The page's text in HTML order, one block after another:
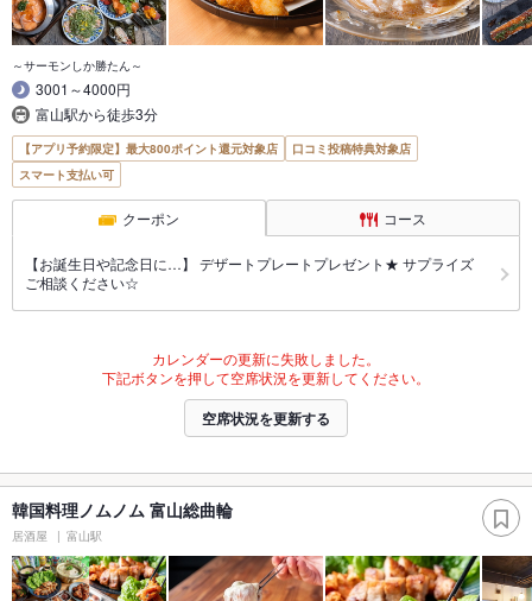
～サーモンしか勝たん～
3001～4000円
富山駅から徒歩3分
【アプリ予約限定】最大800ポイント還元対象店
口コミ投稿特典対象店
スマート支払い可
クーポン コース
【お誕生日や記念日に…】 デザートプレートプレゼント★ サプライズ
ご相談ください☆
カレンダーの更新に失敗しました。
下記ボタンを押して空席状況を更新してください。
空席状況を更新する
韓国料理ノムノム 富山総曲輪
居酒屋 富山駅